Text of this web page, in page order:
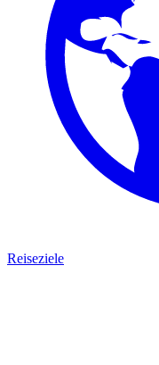
Reiseziele